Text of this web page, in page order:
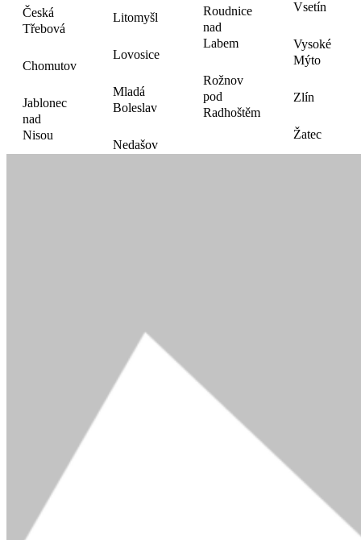
Česká
Třebová
Chomutov
Jablonec
nad
Nisou
Litomyšl
Lovosice
Mladá
Boleslav
Nedašov
Roudnice
nad
Labem
Rožnov
pod
Radhoštěm
Vsetín
Vysoké
Mýto
Zlín
Žatec